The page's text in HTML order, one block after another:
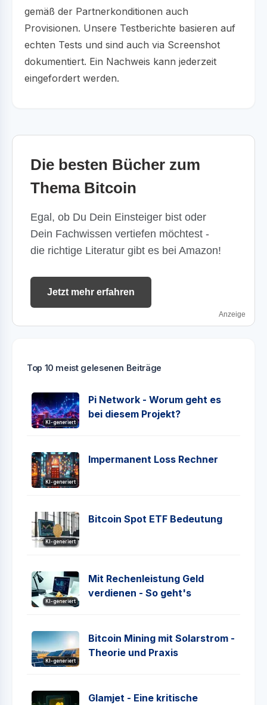
gemäß der Partnerkonditionen auch
Provisionen. Unsere Testberichte basieren auf
echten Tests und sind auch via Screenshot
dokumentiert. Ein Nachweis kann jederzeit
eingefordert werden.
Die besten Bücher zum
Thema Bitcoin
Egal, ob Du Dein Einsteiger bist oder
Dein Fachwissen vertiefen möchtest -
die richtige Literatur gibt es bei Amazon!
Jetzt mehr erfahren
Anzeige
Top 10 meist gelesenen Beiträge
KI-generiert
Pi Network - Worum geht es
bei diesem Projekt?
KI-generiert
Impermanent Loss Rechner
KI-generiert
Bitcoin Spot ETF Bedeutung
KI-generiert
Mit Rechenleistung Geld
verdienen - So geht's
KI-generiert
Bitcoin Mining mit Solarstrom -
Theorie und Praxis
Glamjet - Eine kritische